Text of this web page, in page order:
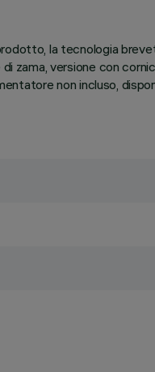
la tecnologia
zama, versione con
non incluso,